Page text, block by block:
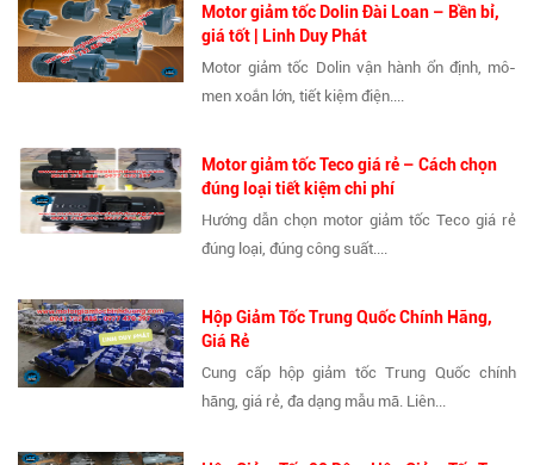
Motor giảm tốc Dolin Đài Loan – Bền bỉ,
giá tốt | Linh Duy Phát
Motor giảm tốc Dolin vận hành ổn định, mô-
men xoắn lớn, tiết kiệm điện....
Motor giảm tốc Teco giá rẻ – Cách chọn
đúng loại tiết kiệm chi phí
Hướng dẫn chọn motor giảm tốc Teco giá rẻ
đúng loại, đúng công suất....
Hộp Giảm Tốc Trung Quốc Chính Hãng,
Giá Rẻ
Cung cấp hộp giảm tốc Trung Quốc chính
hãng, giá rẻ, đa dạng mẫu mã. Liên...